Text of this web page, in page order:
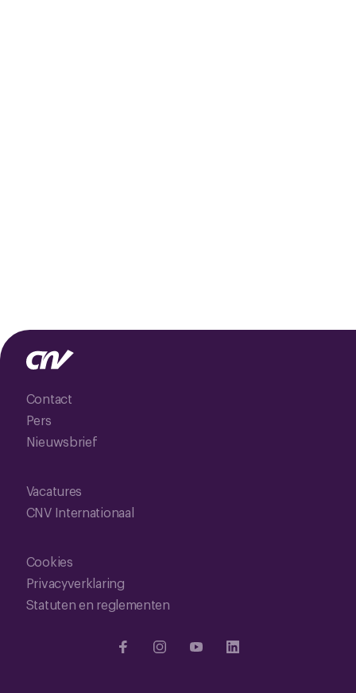
Contact
Pers
Nieuwsbrief
Vacatures
CNV Internationaal
Cookies
Privacyverklaring
Statuten en reglementen